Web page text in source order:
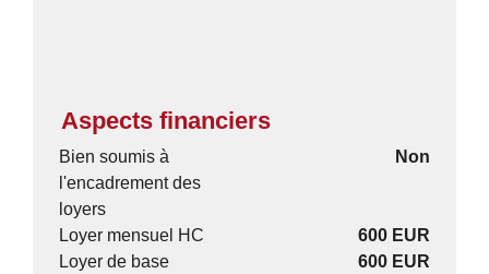
Aspects financiers
Bien soumis à
l'encadrement des
loyers
Non
Loyer mensuel HC
600 EUR
Loyer de base
600 EUR